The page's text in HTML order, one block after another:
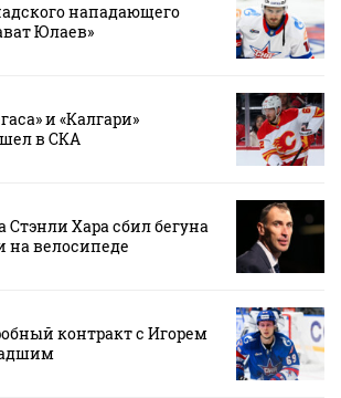
нападающего
Юлаев»
и «Калгари»
в СКА
Стэнли Хара сбил бегуна
на велосипеде
контракт с Игорем